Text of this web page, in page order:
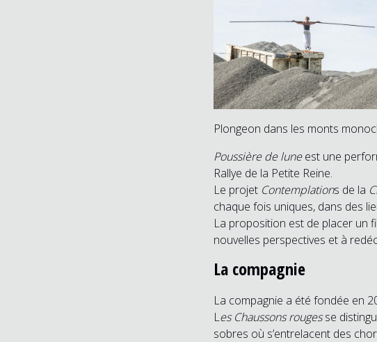
Plongeon dans les monts
Poussière de luneest une
Rallye de la Petite Reine.
Le projet Contemplations de la
chaque fois uniques, dans des
La proposition est de placer un
nouvelles perspectives et à
La compagnie
La compagnie a été fondée en
Les Chaussons rougesse
sobres où s’entrelacent des